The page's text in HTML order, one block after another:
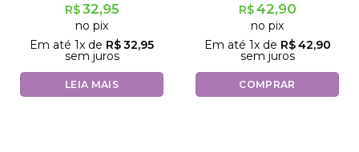
R$32,95
no pix
Em até 1x de R$32,95
sem juros
LEIA MAIS
R$42,90
no pix
Em até 1x de R$42,90
sem juros
COMPRAR